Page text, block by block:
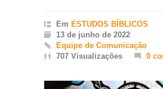
Em ESTUDOS BÍBLICOS
13 de junho de 2022
Equipe de Comunicação
707 Visualizações
0